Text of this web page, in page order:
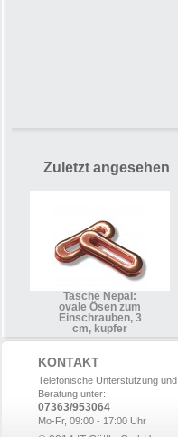
Zuletzt angesehen
Tasche Nepal:
ovale Ösen zum
Einschrauben, 3
cm, kupfer
KONTAKT
Telefonische Unterstützung und
Beratung unter:
07363/953064
Mo-Fr, 09:00 - 17:00 Uhr